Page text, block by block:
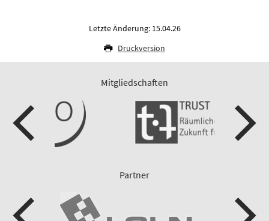
Letzte Änderung: 15.04.26
Druckversion
Mitgliedschaften
Partner